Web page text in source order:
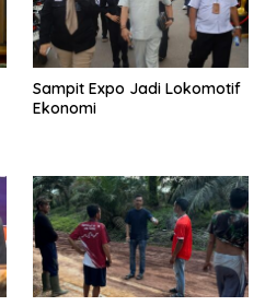
Sampit Expo Jadi Lokomotif
Ekonomi